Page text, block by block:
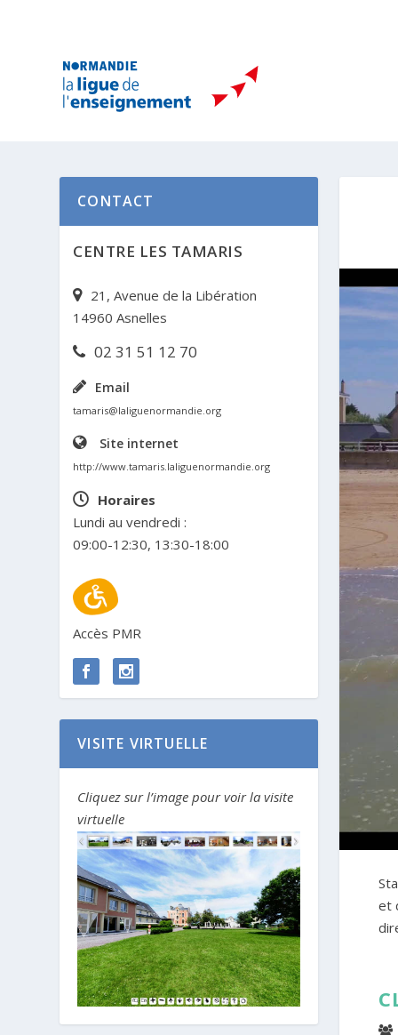
et
CONTACT
CENTRE LES TAMARIS
21, Avenue de la Libération
14960 Asnelles
02 31 51 12 70
Email
tamaris@laliguenormandie.org
Site internet
http://www.tamaris.laliguenormandie.org
Horaires
Lundi au vendredi :
09:00-12:30, 13:30-18:00
Accès PMR
VISITE VIRTUELLE
Cliquez sur l’image pour voir la visite
virtuelle